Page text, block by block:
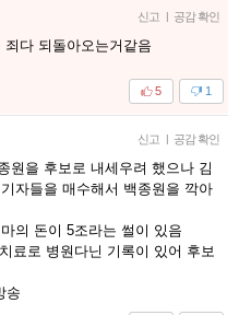
신고 | 공감 확인
다 되돌아오는거같음
1
5
신고 | 공감 확인
원을 후보로 내세우려 했으나 김
자들을 매수해서 백종원을 깍아
의 돈이 5조라는 썰이 있음
료로 병원다닌 기록이 있어 후보
송